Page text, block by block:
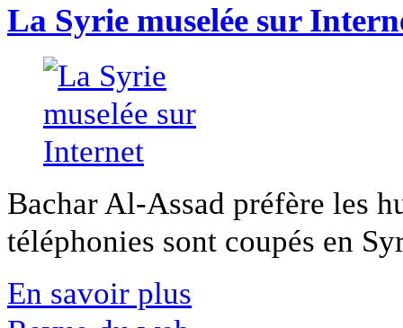
La Syrie muselée sur
Bachar Al-Assad préfère les
téléphonies sont coupés en
En savoir plus